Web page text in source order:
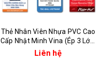
Thẻ Nhân Viên Nhựa PVC Cao
Cấp Nhật Minh Vina (Ép 3 Lớp,
4 Lớp)
Liên hệ